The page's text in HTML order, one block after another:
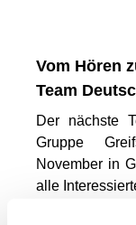
Vom Hören
Team
Der nächste
Gruppe
November in
alle